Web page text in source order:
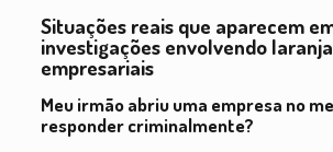
Situações reais que aparecem
investigações envolvendo
empresariais
Meu irmão abriu uma empresa no
responder criminalmente?